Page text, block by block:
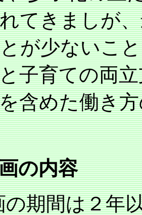
てきましが
が少ないこ
子育ての両
含めた働き
の内容
の期間は２年